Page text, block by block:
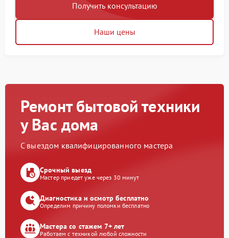
Получить консультацию
Наши цены
Ремонт бытовой техники
у Вас дома
С выездом квалифицированного мастера
Срочный выезд
Мастер приедет уже через 30 минут
Диагностика и осмотр бесплатно
Определим причину поломки бесплатно
Мастера со стажем 7+ лет
Работаем с техникой любой сложности